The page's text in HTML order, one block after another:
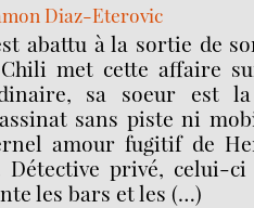
Diaz-Eterovic
abattu à la sortie de
met cette affaire
sa soeur est
sans piste ni
amour fugitif de
privé, celui-
les bars et les (…)